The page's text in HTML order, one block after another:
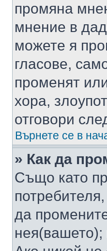
промяна
мнение в
можете я
гласове,
променят
хора,
отговори
Върнете се в
» Как да
Също като
да
нея(вашето);